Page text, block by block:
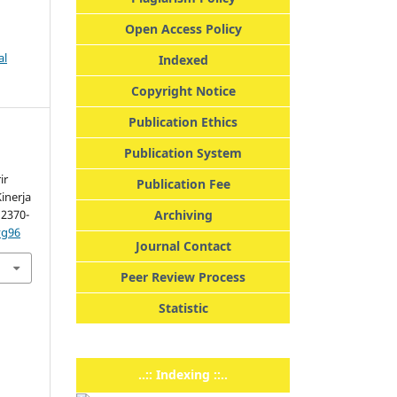
Open Access Policy
Indexed
Copyright Notice
Publication Ethics
Publication System
Publication Fee
Archiving
Journal Contact
Peer Review Process
Statistic
..:: Indexing ::..